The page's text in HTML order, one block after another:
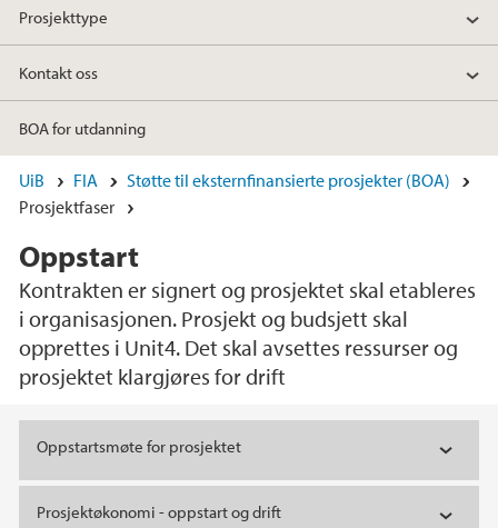
Prosjekttype
Kontakt oss
BOA for utdanning
UiB FIA
Støtte til eksternfinansierte prosjekter (BOA)
Prosjektfaser
Oppstart
Kontrakten er signert og prosjektet skal etableres
i organisasjonen. Prosjekt og budsjett skal
opprettes i Unit4. Det skal avsettes ressurser og
prosjektet klargjøres for drift
Hovedinnhold
Oppstartsmøte for prosjektet
Prosjektøkonomi - oppstart og drift